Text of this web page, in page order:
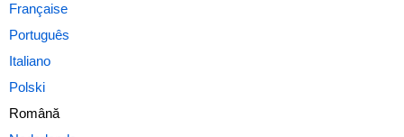
Română